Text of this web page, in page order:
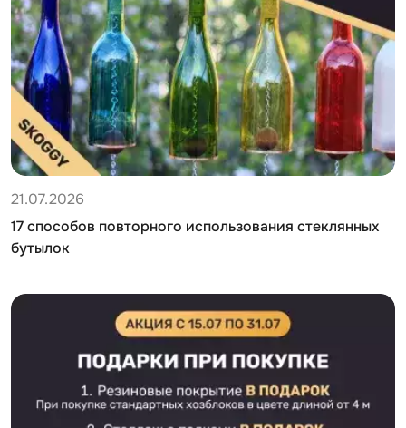
21.07.2026
17 способов повторного использования стеклянных
бутылок